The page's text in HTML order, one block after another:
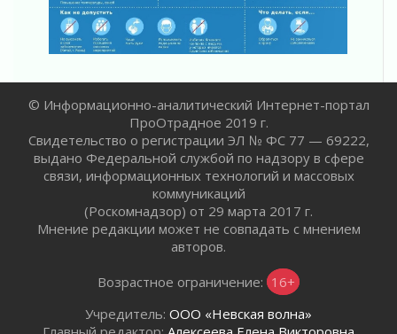
Готовность №1
02 августа 2026
Километровые столбы «Дороги жизни»
Ленобласть внедрила передовую подготовку
операторов БПЛА
02 августа 2026
В Ивангороде появилась «Избушка-
02 августа 2026
Юхла, мука, кантеле и Водяной
Лето катится с горки
В Ленобласти открылась экспозиция к 150-
© Информационно-аналитический Интернет-портал
ПроОтрадное 2019 г.
Свидетельство о регистрации ЭЛ № ФС 77 — 69222,
выдано Федеральной службой по надзору в сфере
связи, информационных технологий и массовых
коммуникаций
(Роскомнадзор) от 29 марта 2017 г.
Мнение редакции может не совпадать с мнением
авторов.
Возрастное ограничение: 16+
Учредитель: ООО «Невская волна»